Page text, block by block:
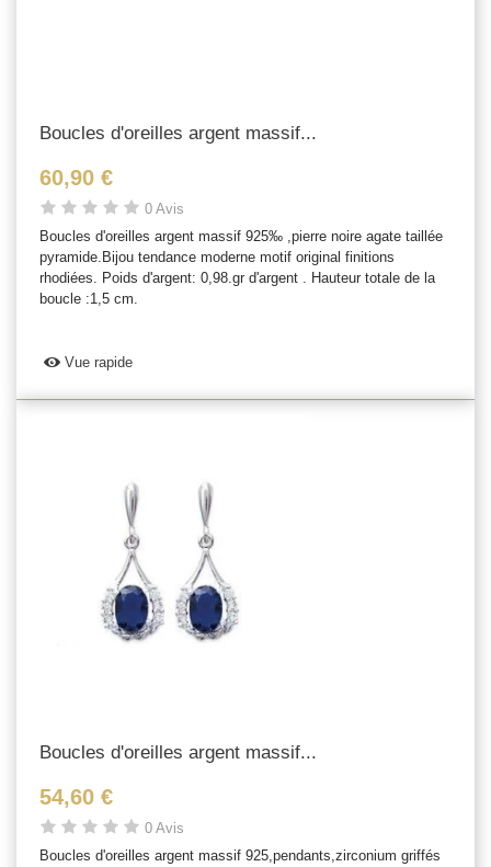
Boucles d'oreilles argent massif...
60,90 €
0 Avis
Boucles d'oreilles argent massif 925‰ ,pierre noire agate taillée
pyramide.Bijou tendance moderne motif original finitions
rhodiées. Poids d'argent: 0,98.gr d'argent . Hauteur totale de la
boucle :1,5 cm.
Vue rapide
Boucles d'oreilles argent massif...
54,60 €
0 Avis
Boucles d'oreilles argent massif 925,pendants,zirconium griffés